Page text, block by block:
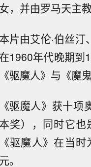
女，并由罗马天主
本片由艾伦·伯丝汀、
在1960年代晚期到
《驱魔人》与《魔
《驱魔人》获十项
本奖），同时它也
《驱魔人》在当
元。